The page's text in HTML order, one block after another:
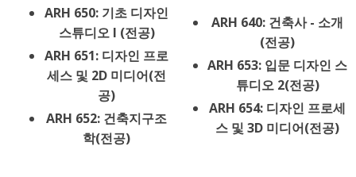
ARH 650: 기초 디자인
스튜디오 I (전공)
ARH 651: 디자인 프로
세스 및 2D 미디어(전
공)
ARH 652: 건축지구조
학(전공)
ARH 640: 건축사 - 소개
(전공)
ARH 653: 입문 디자인 스
튜디오 2(전공)
ARH 654: 디자인 프로세
스 및 3D 미디어(전공)